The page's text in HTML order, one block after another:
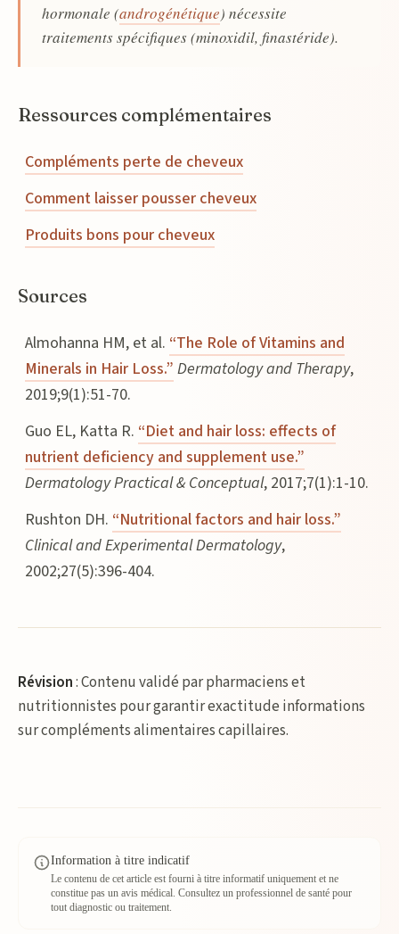
hormonale (androgénétique) nécessite
traitements spécifiques (minoxidil, finastéride).
Ressources complémentaires
Compléments perte de cheveux
Comment laisser pousser cheveux
Produits bons pour cheveux
Sources
Almohanna HM, et al. “The Role of Vitamins and
Minerals in Hair Loss.” Dermatology and Therapy,
2019;9(1):51-70.
Guo EL, Katta R. “Diet and hair loss: effects of
nutrient deficiency and supplement use.”
Dermatology Practical & Conceptual, 2017;7(1):1-10.
Rushton DH. “Nutritional factors and hair loss.”
Clinical and Experimental Dermatology,
2002;27(5):396-404.
Révision: Contenu validé par pharmaciens et
nutritionnistes pour garantir exactitude informations
sur compléments alimentaires capillaires.
Information à titre indicatif
Le contenu de cet article est fourni à titre informatif uniquement et ne
constitue pas un avis médical. Consultez un professionnel de santé pour
tout diagnostic ou traitement.